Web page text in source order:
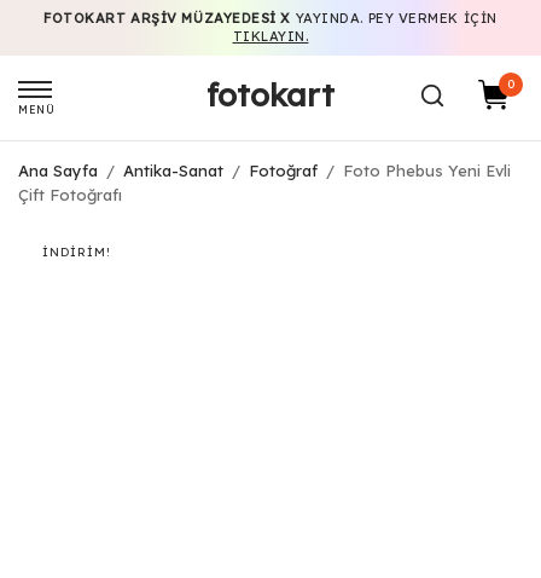
FOTOKART ARŞIV MÜZAYEDESI X YAYINDA. PEY VERMEK IÇIN
TIKLAYIN.
MENÜ fotokart 0
Ana Sayfa / Antika-Sanat / Fotoğraf / Foto Phebus Yeni Evli
Çift Fotoğrafı
İNDIRIM!